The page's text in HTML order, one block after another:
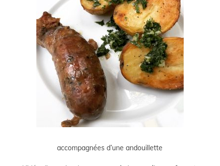
accompagnées d’une andouillette